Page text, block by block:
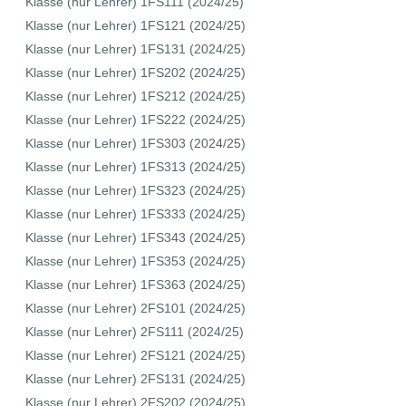
Klasse (nur Lehrer) 1FS121 (2024/25)
Klasse (nur Lehrer) 1FS131 (2024/25)
Klasse (nur Lehrer) 1FS202 (2024/25)
Klasse (nur Lehrer) 1FS212 (2024/25)
Klasse (nur Lehrer) 1FS222 (2024/25)
Klasse (nur Lehrer) 1FS303 (2024/25)
Klasse (nur Lehrer) 1FS313 (2024/25)
Klasse (nur Lehrer) 1FS323 (2024/25)
Klasse (nur Lehrer) 1FS333 (2024/25)
Klasse (nur Lehrer) 1FS343 (2024/25)
Klasse (nur Lehrer) 1FS353 (2024/25)
Klasse (nur Lehrer) 1FS363 (2024/25)
Klasse (nur Lehrer) 2FS101 (2024/25)
Klasse (nur Lehrer) 2FS111 (2024/25)
Klasse (nur Lehrer) 2FS121 (2024/25)
Klasse (nur Lehrer) 2FS131 (2024/25)
Klasse (nur Lehrer) 2FS202 (2024/25)